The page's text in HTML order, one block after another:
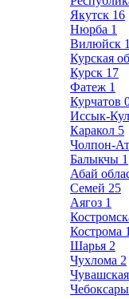
Якутск 16
Нюрба 1
Вилюйск 1
Курская
Курск 17
Фатеж 1
Курчатов
Иссык-
Каракол 5
Чолпон-
Балыкчы 1
Абай
Семей 25
Аягоз 1
Кострома
Шарья 2
Чухлома 2
Чебоксары